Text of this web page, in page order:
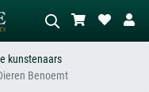
kunstenaars
Benoemt